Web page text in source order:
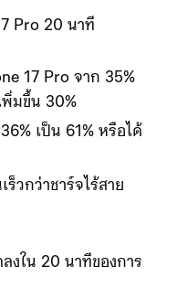
Pro 20 นาที
17 Pro จาก 35%
พิ่มขึ้น 30%
เป็น 61% หรือได้
วกว่าชาร์จไร้สาย
งใน 20 นาทีของการ